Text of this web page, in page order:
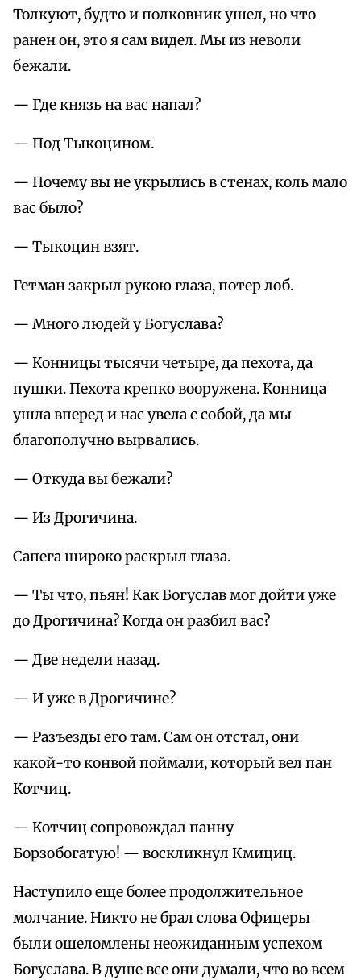
Толкуют, будто и полковник ушел, но что
ранен он, это я сам видел. Мы из неволи
бежали.
— Где князь на вас напал?
— Под Тыкоцином.
— Почему вы не укрылись в стенах, коль мало
вас было?
— Тыкоцин взят.
Гетман закрыл рукою глаза, потер лоб.
— Много людей у Богуслава?
— Конницы тысячи четыре, да пехота, да
пушки. Пехота крепко вооружена. Конница
ушла вперед и нас увела с собой, да мы
благополучно вырвались.
— Откуда вы бежали?
— Из Дрогичина.
Сапега широко раскрыл глаза.
— Ты что, пьян! Как Богуслав мог дойти уже
до Дрогичина? Когда он разбил вас?
— Две недели назад.
— И уже в Дрогичине?
— Разъезды его там. Сам он отстал, они
какой-то конвой поймали, который вел пан
Котчиц.
— Котчиц сопровождал панну
Борзобогатую! — воскликнул Кмициц.
Наступило еще более продолжительное
молчание. Никто не брал слова Офицеры
были ошеломлены неожиданным успехом
Богуслава. В душе все они думали, что во всем